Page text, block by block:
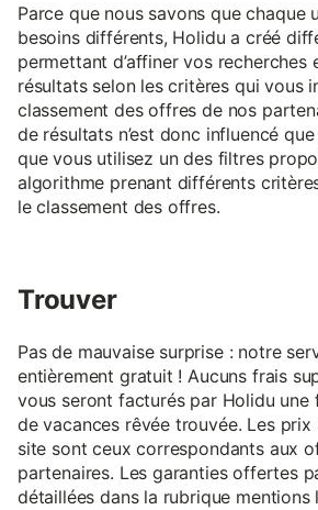
Parce que nous savons que chaque
besoins différents, Holidu a créé
permettant d’affiner vos recherches
résultats selon les critères qui vous
classement des offres de nos
de résultats n’est donc influencé
que vous utilisez un des filtres
algorithme prenant différents
le classement des offres.
Trouver
Pas de mauvaise surprise : notre
entièrement gratuit ! Aucuns frais
vous seront facturés par Holidu
de vacances rêvée trouvée. Les
site sont ceux correspondants aux
partenaires. Les garanties offertes
détaillées dans la rubrique mentions